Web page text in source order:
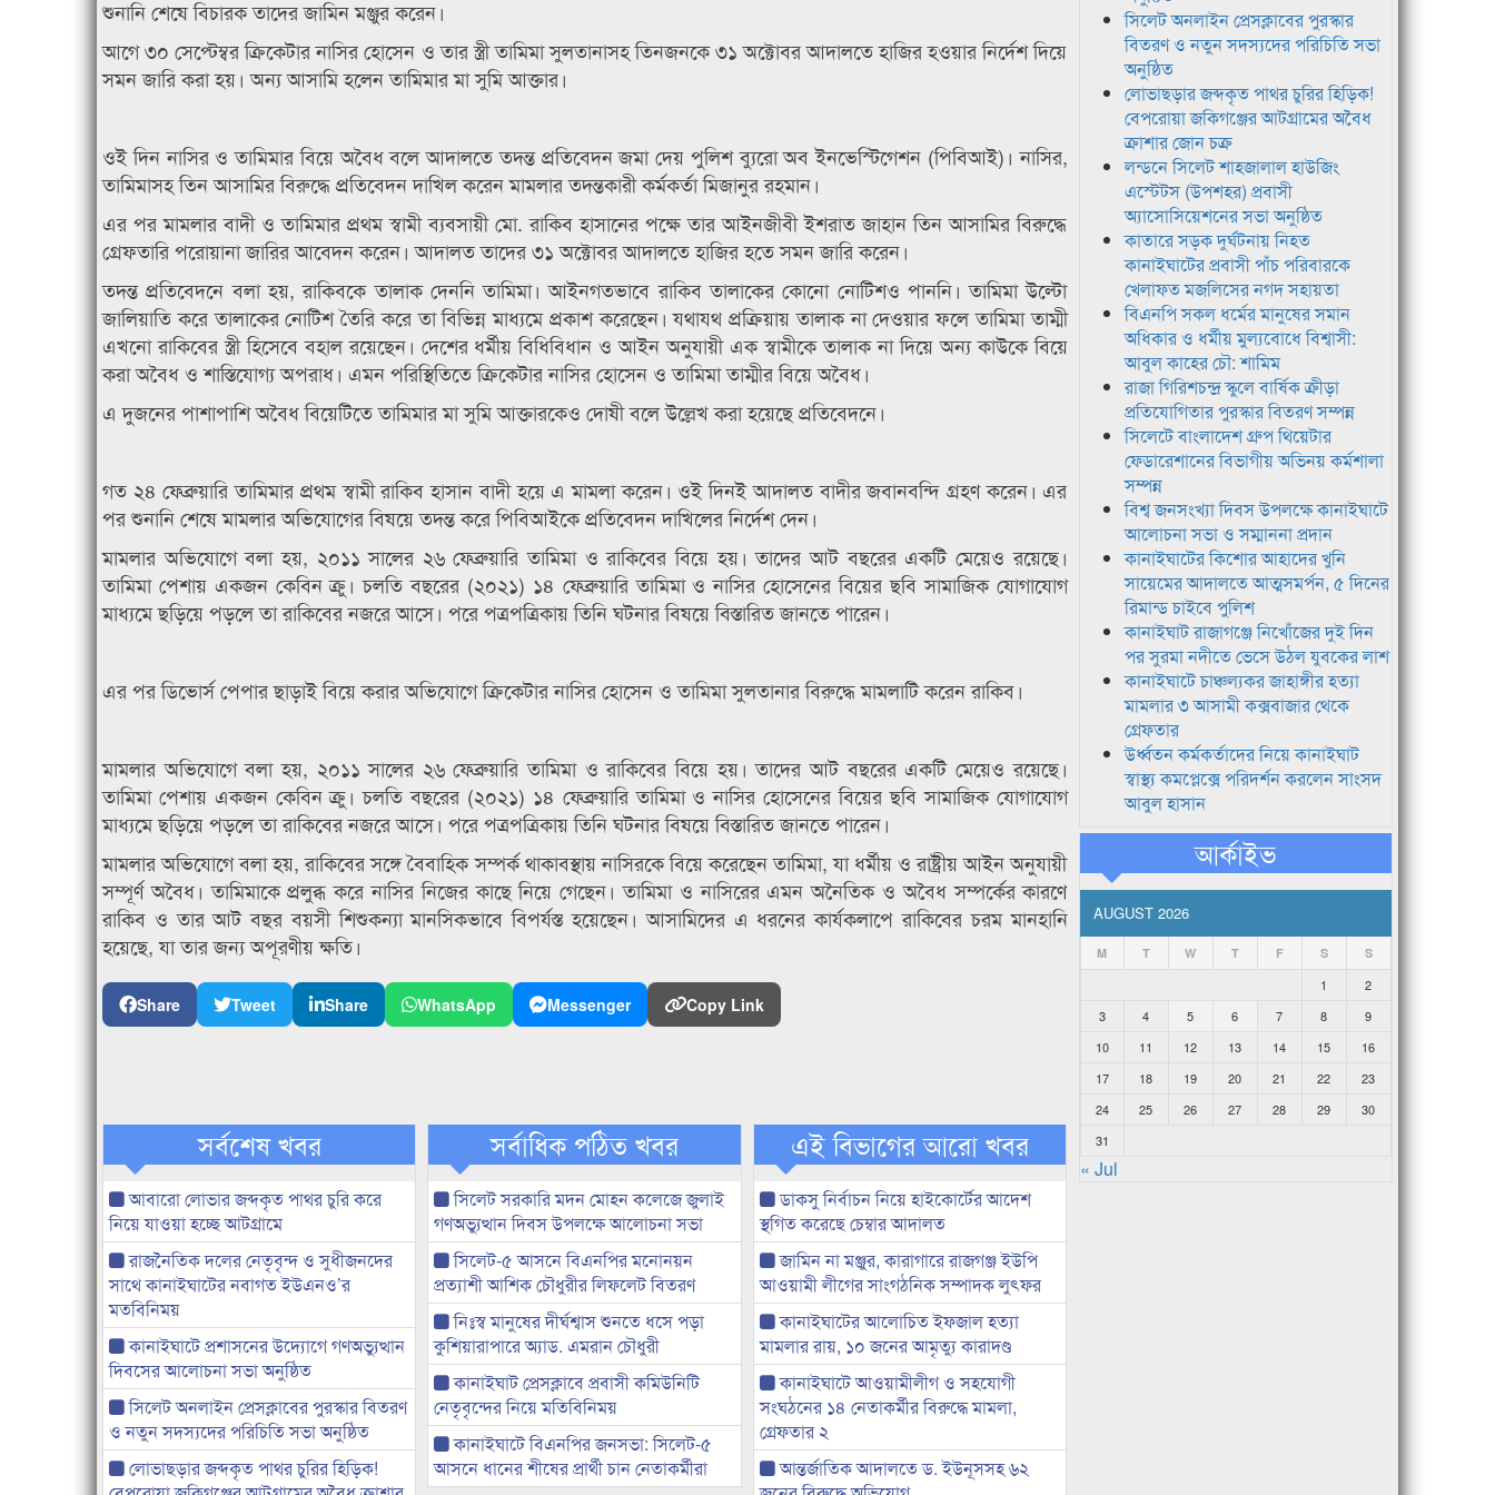
শুনানি শেষে বিচারক তাদের জামিন মঞ্জুর করেন।
আগে ৩০ সেপ্টেম্বর ক্রিকেটার নাসির হোসেন ও তার স্ত্রী তামিমা সুলতানাসহ তিনজনকে ৩১ অক্টোবর আদালতে হাজির হওয়ার নির্দেশ দিয়ে
সমন জারি করা হয়। অন্য আসামি হলেন তামিমার মা সুমি আক্তার।
ওই দিন নাসির ও তামিমার বিয়ে অবৈধ বলে আদালতে তদন্ত প্রতিবেদন জমা দেয় পুলিশ ব্যুরো অব ইনভেস্টিগেশন (পিবিআই)। নাসির,
তামিমাসহ তিন আসামির বিরুদ্ধে প্রতিবেদন দাখিল করেন মামলার তদন্তকারী কর্মকর্তা মিজানুর রহমান।
এর পর মামলার বাদী ও তামিমার প্রথম স্বামী ব্যবসায়ী মো. রাকিব হাসানের পক্ষে তার আইনজীবী ইশরাত জাহান তিন আসামির বিরুদ্ধে
গ্রেফতারি পরোয়ানা জারির আবেদন করেন। আদালত তাদের ৩১ অক্টোবর আদালতে হাজির হতে সমন জারি করেন।
তদন্ত প্রতিবেদনে বলা হয়, রাকিবকে তালাক দেননি তামিমা। আইনগতভাবে রাকিব তালাকের কোনো নোটিশও পাননি। তামিমা উল্টো
জালিয়াতি করে তালাকের নোটিশ তৈরি করে তা বিভিন্ন মাধ্যমে প্রকাশ করেছেন। যথাযথ প্রক্রিয়ায় তালাক না দেওয়ার ফলে তামিমা তাম্মী
এখনো রাকিবের স্ত্রী হিসেবে বহাল রয়েছেন। দেশের ধর্মীয় বিধিবিধান ও আইন অনুযায়ী এক স্বামীকে তালাক না দিয়ে অন্য কাউকে বিয়ে
করা অবৈধ ও শাস্তিযোগ্য অপরাধ। এমন পরিস্থিতিতে ক্রিকেটার নাসির হোসেন ও তামিমা তাম্মীর বিয়ে অবৈধ।
এ দুজনের পাশাপাশি অবৈধ বিয়েটিতে তামিমার মা সুমি আক্তারকেও দোষী বলে উল্লেখ করা হয়েছে প্রতিবেদনে।
গত ২৪ ফেব্রুয়ারি তামিমার প্রথম স্বামী রাকিব হাসান বাদী হয়ে এ মামলা করেন। ওই দিনই আদালত বাদীর জবানবন্দি গ্রহণ করেন। এর
পর শুনানি শেষে মামলার অভিযোগের বিষয়ে তদন্ত করে পিবিআইকে প্রতিবেদন দাখিলের নির্দেশ দেন।
মামলার অভিযোগে বলা হয়, ২০১১ সালের ২৬ ফেব্রুয়ারি তামিমা ও রাকিবের বিয়ে হয়। তাদের আট বছরের একটি মেয়েও রয়েছে।
তামিমা পেশায় একজন কেবিন ক্রু। চলতি বছরের (২০২১) ১৪ ফেব্রুয়ারি তামিমা ও নাসির হোসেনের বিয়ের ছবি সামাজিক যোগাযোগ
মাধ্যমে ছড়িয়ে পড়লে তা রাকিবের নজরে আসে। পরে পত্রপত্রিকায় তিনি ঘটনার বিষয়ে বিস্তারিত জানতে পারেন।
এর পর ডিভোর্স পেপার ছাড়াই বিয়ে করার অভিযোগে ক্রিকেটার নাসির হোসেন ও তামিমা সুলতানার বিরুদ্ধে মামলাটি করেন রাকিব।
মামলার অভিযোগে বলা হয়, ২০১১ সালের ২৬ ফেব্রুয়ারি তামিমা ও রাকিবের বিয়ে হয়। তাদের আট বছরের একটি মেয়েও রয়েছে।
তামিমা পেশায় একজন কেবিন ক্রু। চলতি বছরের (২০২১) ১৪ ফেব্রুয়ারি তামিমা ও নাসির হোসেনের বিয়ের ছবি সামাজিক যোগাযোগ
মাধ্যমে ছড়িয়ে পড়লে তা রাকিবের নজরে আসে। পরে পত্রপত্রিকায় তিনি ঘটনার বিষয়ে বিস্তারিত জানতে পারেন।
মামলার অভিযোগে বলা হয়, রাকিবের সঙ্গে বৈবাহিক সম্পর্ক থাকাবস্থায় নাসিরকে বিয়ে করেছেন তামিমা, যা ধর্মীয় ও রাষ্ট্রীয় আইন অনুযায়ী
সম্পূর্ণ অবৈধ। তামিমাকে প্রলুব্ধ করে নাসির নিজের কাছে নিয়ে গেছেন। তামিমা ও নাসিরের এমন অনৈতিক ও অবৈধ সম্পর্কের কারণে
রাকিব ও তার আট বছর বয়সী শিশুকন্যা মানসিকভাবে বিপর্যস্ত হয়েছেন। আসামিদের এ ধরনের কার্যকলাপে রাকিবের চরম মানহানি
হয়েছে, যা তার জন্য অপূরণীয় ক্ষতি।
Share Tweet Share WhatsApp Messenger Copy Link
সর্বশেষ খবর
আবারো লোভার জব্দকৃত পাথর চুরি করে
নিয়ে যাওয়া হচ্ছে আটগ্রামে
রাজনৈতিক দলের নেতৃবৃন্দ ও সুধীজনদের
সাথে কানাইঘাটের নবাগত ইউএনও’র
মতবিনিময়
কানাইঘাটে প্রশাসনের উদ্যোগে গণঅভ্যুত্থান
দিবসের আলোচনা সভা অনুষ্ঠিত
সিলেট অনলাইন প্রেসক্লাবের পুরস্কার বিতরণ
ও নতুন সদস্যদের পরিচিতি সভা অনুষ্ঠিত
লোভাছড়ার জব্দকৃত পাথর চুরির হিড়িক!
সর্বাধিক পঠিত খবর
সিলেট সরকারি মদন মোহন কলেজে জুলাই
গণঅভ্যুত্থান দিবস উপলক্ষে আলোচনা সভা
সিলেট-৫ আসনে বিএনপির মনোনয়ন
প্রত্যাশী আশিক চৌধুরীর লিফলেট বিতরণ
নিঃস্ব মানুষের দীর্ঘশ্বাস শুনতে ধসে পড়া
কুশিয়ারাপারে অ্যাড. এমরান চৌধুরী
কানাইঘাট প্রেসক্লাবে প্রবাসী কমিউনিটি
নেতৃবৃন্দের নিয়ে মতিবিনিময়
কানাইঘাটে বিএনপির জনসভা: সিলেট-৫
আসনে ধানের শীষের প্রার্থী চান নেতাকর্মীরা
এই বিভাগের আরো খবর
ডাকসু নির্বাচন নিয়ে হাইকোর্টের আদেশ
স্থগিত করেছে চেম্বার আদালত
জামিন না মঞ্জুর, কারাগারে রাজগঞ্জ ইউপি
আওয়ামী লীগের সাংগঠনিক সম্পাদক লুৎফর
কানাইঘাটের আলোচিত ইফজাল হত্যা
মামলার রায়, ১০ জনের আমৃত্যু কারাদণ্ড
কানাইঘাটে আওয়ামীলীগ ও সহযোগী
সংঘঠনের ১৪ নেতাকর্মীর বিরুদ্ধে মামলা,
গ্রেফতার ২
আন্তর্জাতিক আদালতে ড. ইউনূসসহ ৬২
সিলেট অনলাইন প্রেসক্লাবের পুরস্কার
বিতরণ ও নতুন সদস্যদের পরিচিতি সভা
অনুষ্ঠিত
লোভাছড়ার জব্দকৃত পাথর চুরির হিড়িক!
বেপরোয়া জকিগঞ্জের আটগ্রামের অবৈধ
ক্রাশার জোন চক্র
লন্ডনে সিলেট শাহজালাল হাউজিং
এস্টেটস (উপশহর) প্রবাসী
অ্যাসোসিয়েশনের সভা অনুষ্ঠিত
কাতারে সড়ক দুর্ঘটনায় নিহত
কানাইঘাটের প্রবাসী পাঁচ পরিবারকে
খেলাফত মজলিসের নগদ সহায়তা
বিএনপি সকল ধর্মের মানুষের সমান
অধিকার ও ধর্মীয় মুল্যবোধে বিশ্বাসী:
আবুল কাহের চৌ: শামিম
রাজা গিরিশচন্দ্র স্কুলে বার্ষিক ক্রীড়া
প্রতিযোগিতার পুরস্কার বিতরণ সম্পন্ন
সিলেটে বাংলাদেশ গ্রুপ থিয়েটার
ফেডারেশানের বিভাগীয় অভিনয় কর্মশালা
সম্পন্ন
বিশ্ব জনসংখ্যা দিবস উপলক্ষে কানাইঘাটে
আলোচনা সভা ও সম্মাননা প্রদান
কানাইঘাটের কিশোর আহাদের খুনি
সায়েমের আদালতে আত্মসমর্পন, ৫ দিনের
রিমান্ড চাইবে পুলিশ
কানাইঘাট রাজাগঞ্জে নিখোঁজের দুই দিন
পর সুরমা নদীতে ভেসে উঠল যুবকের লাশ
কানাইঘাটে চাঞ্চল্যকর জাহাঙ্গীর হত্যা
মামলার ৩ আসামী কক্সবাজার থেকে
গ্রেফতার
উর্ধ্বতন কর্মকর্তাদের নিয়ে কানাইঘাট
স্বাস্থ্য কমপ্লেক্সে পরিদর্শন করলেন সাংসদ
আবুল হাসান
আর্কাইভ
AUGUST 2026
M T W T F S S
1
2
3
4 5 6 7 8
9
10
11 12 13 14 15
16
17
18 19 20 21 22
23
24
25 26 27 28 29
30
31
« Jul